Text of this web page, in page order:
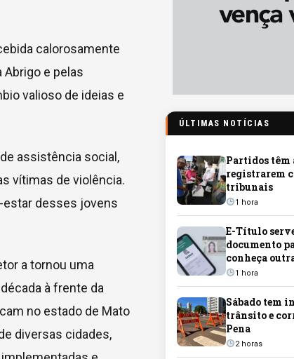
calorosamente
Abrigo e pelas
valioso de ideias e
assistência social,
vítimas de violência.
estar desses jovens
a tornou uma
à frente da
no estado de Mato
diversas cidades,
ÚLTIMAS NOTÍCIAS
Partidos têm
registrarem
tribunais
1 hora
E-Título
documento
conheça
1 hora
Sábado tem
trânsito e
Pena
2 horas